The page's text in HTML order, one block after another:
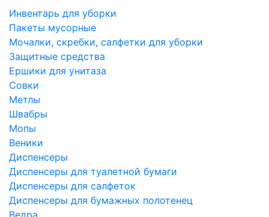
Инвентарь для уборки
Пакеты мусорные
Мочалки, скребки, салфетки для уборки
Защитные средства
Ершики для унитаза
Совки
Метлы
Швабры
Мопы
Веники
Диспенсеры
Диспенсеры для туалетной бумаги
Диспенсеры для салфеток
Диспенсеры для бумажных полотенец
Ведра